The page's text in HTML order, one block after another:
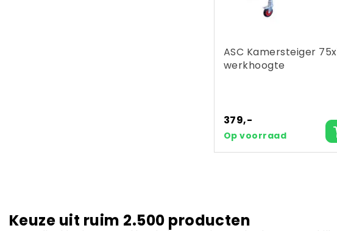
ASC Kamersteiger
werkhoogte
379,-
Op voorraad
Keuze uit ruim 2.500 producten